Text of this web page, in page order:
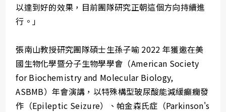
以達到好的效果，目前團隊研究正朝這個方向持續進
行。」
張南山教授研究團隊碩士生孫子喻 2022 年獲邀在美
國生物化學暨分子生物學學會（American Society
for Biochemistry and Molecular Biology,
ASBMB）年會演講，以特殊構型玻尿酸能減緩癲癇發
作（Epileptic Seizure）、帕金森氏症（Parkinson's